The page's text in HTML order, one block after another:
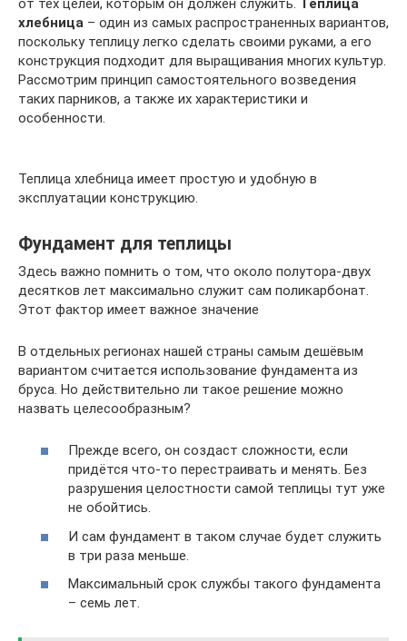
хлебница – один из самых распространенных вариантов,
поскольку теплицу легко сделать своими руками, а его
конструкция подходит для выращивания многих культур.
Рассмотрим принцип самостоятельного возведения
таких парников, а также их характеристики и
особенности.
Теплица хлебница имеет простую и удобную в
эксплуатации конструкцию.
Фундамент для теплицы
Здесь важно помнить о том, что около полутора-двух
десятков лет максимально служит сам поликарбонат.
Этот фактор имеет важное значение
В отдельных регионах нашей страны самым дешёвым
вариантом считается использование фундамента из
бруса. Но действительно ли такое решение можно
назвать целесообразным?
Прежде всего, он создаст сложности, если
придётся что-то перестраивать и менять. Без
разрушения целостности самой теплицы тут уже
не обойтись.
И сам фундамент в таком случае будет служить
в три раза меньше.
Максимальный срок службы такого фундамента
– семь лет.